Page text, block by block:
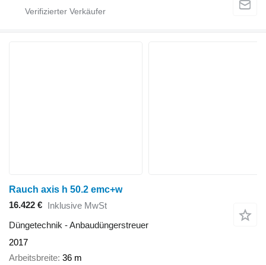
Rauch axis h 50.2 emc+w
16.422 € Inklusive MwSt
Düngetechnik - Anbaudüngerstreuer
2017
Arbeitsbreite 36 m